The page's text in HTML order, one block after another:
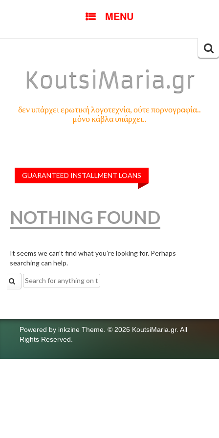
MENU
KoutsiMaria.gr
δεν υπάρχει ερωτική λογοτεχνία, ούτε πορνογραφία..
μόνο κάβλα υπάρχει..
GUARANTEED INSTALLMENT LOANS
NOTHING FOUND
It seems we can’t find what you’re looking for. Perhaps
searching can help.
Search
for:
Powered by inkzine Theme © 2026 KoutsiMaria.gr. All
Rights Reserved.